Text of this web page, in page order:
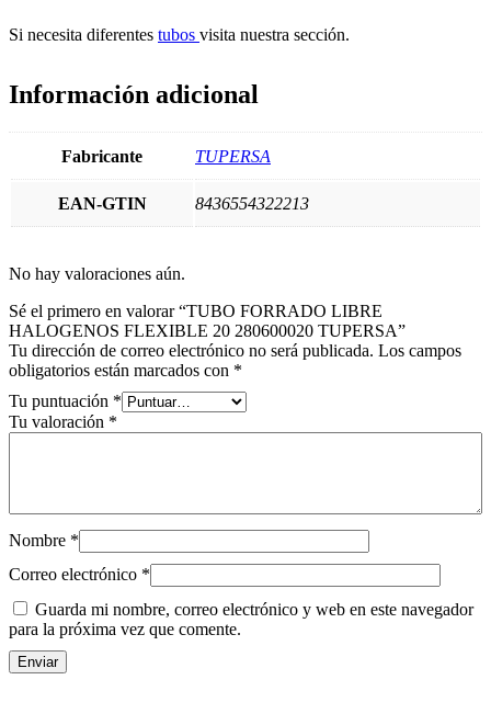
Si necesita diferentes tubos visita nuestra sección.
Información adicional
Fabricante TUPERSA
EAN-GTIN 8436554322213
No hay valoraciones aún.
Sé el primero en valorar “TUBO FORRADO LIBRE
HALOGENOS FLEXIBLE 20 280600020 TUPERSA”
Tu dirección de correo electrónico no será publicada. Los campos
obligatorios están marcados con *
Tu puntuación *
Tu valoración *
Nombre *
Correo electrónico *
Guarda mi nombre, correo electrónico y web en este navegador
para la próxima vez que comente.